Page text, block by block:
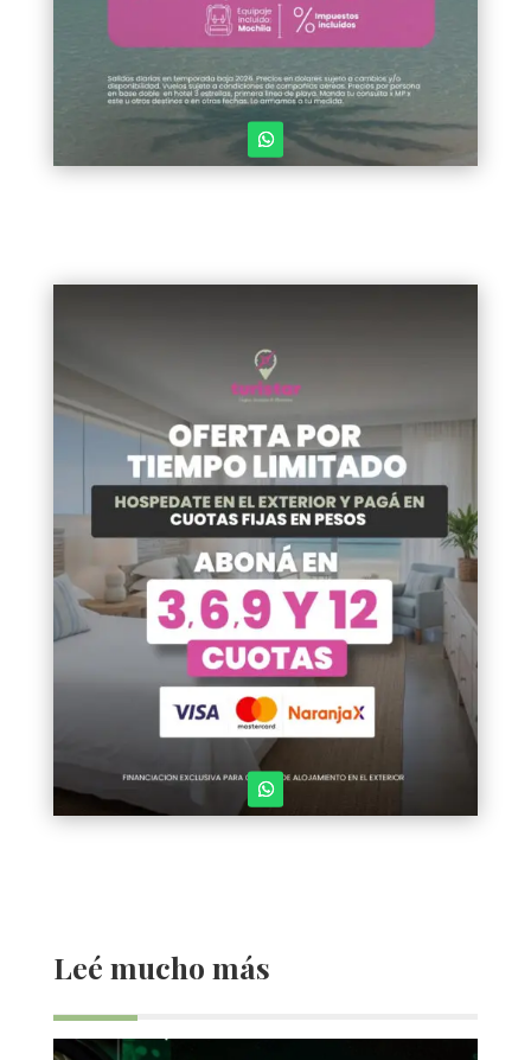
Leé mucho más